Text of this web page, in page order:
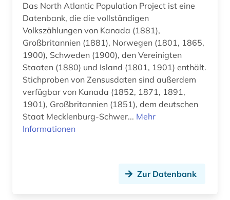
Das North Atlantic Population Project ist eine
Datenbank, die die vollständigen
Volkszählungen von Kanada (1881),
Großbritannien (1881), Norwegen (1801, 1865,
1900), Schweden (1900), den Vereinigten
Staaten (1880) und Island (1801, 1901) enthält.
Stichproben von Zensusdaten sind außerdem
verfügbar von Kanada (1852, 1871, 1891,
1901), Großbritannien (1851), dem deutschen
Staat Mecklenburg-Schwer... Mehr
Informationen
Zur Datenbank